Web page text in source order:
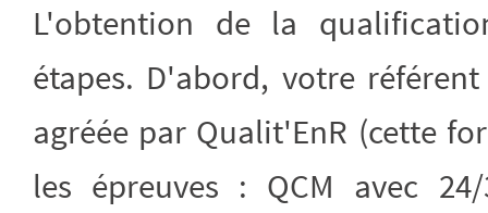
L'obtention de la
étapes. D'abord, votre
agréée par Qualit'EnR (cette
les épreuves : QCM avec